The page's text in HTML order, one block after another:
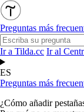
Preguntas más
Ir a Tilda.cc Ir al
ES
Preguntas más
¿Cómo añadir